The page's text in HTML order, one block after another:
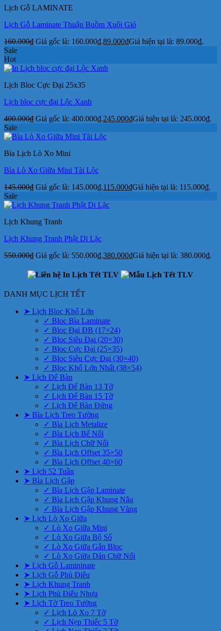
Lịch Gỗ LAMINATE
Lịch Gỗ Laminate Thuận Buồm Xuôi Gió
160.000₫ Giá gốc là: 160.000₫.89.000₫Giá hiện tại là: 89.000₫.
Sale
Hot
Lịch Bloc Cực Đại 25x35
Lịch bloc cực đại Lộc Xanh
400.000₫ Giá gốc là: 400.000₫.245.000₫Giá hiện tại là: 245.000₫.
Sale
Bìa Lịch Lò Xo Mini
Bìa Lò Xo Giữa Mini Tài Lộc
145.000₫ Giá gốc là: 145.000₫.115.000₫Giá hiện tại là: 115.000₫.
Sale
Lịch Khung Tranh
Lịch Khung Tranh Phật Di Lặc
550.000₫ Giá gốc là: 550.000₫.380.000₫Giá hiện tại là: 380.000₫.
DANH MỤC LỊCH TẾT
➤ Lịch Bloc Khổ Lớn
✓ Bloc Bìa Laminate
✓ Bloc Đại ĐB (17×24)
✓ Bloc Siêu Đại (20×30)
✓ Bloc Cực Đại (25×35)
✓ Bloc Siêu Cực Đại (30×40)
✓ Bloc Khổ Lớn Nhất (38×54)
➤ Lịch Để Bàn
✓ Lịch Để Bàn 13 Tờ
✓ Lịch Để Bàn 15 Tờ
✓ Lịch Để Bàn Đứng
➤ Bìa Lịch Treo Tường
✓ Bìa Lịch Metalize
✓ Bìa Lịch Bế Nổi
✓ Bìa Lịch Chữ Nổi
✓ Bìa Lịch Offset 35×50
✓ Bìa Lịch Offset 40×60
➤ Lịch 52 Tuần
➤ Bìa Lịch Gập
✓ Bìa Lịch Gập Laminate
✓ Bìa Lịch Gập Khung Nâu
✓ Bìa Lịch Gập Khung Vàng
➤ Lịch Lò Xo Giữa
✓ Lò Xo Giữa Mini
✓ Lò Xo Giữa Bộ Số
✓ Lò Xo Giữa Gắn Bloc
✓ Lò Xo Giữa Dán Chữ Nổi
➤ Lịch Gỗ Lamininate
➤ Lịch Gỗ Phù Điêu
➤ Lịch Khung Tranh
➤ Lịch Phù Điêu Nhựa
➤ Lịch Tờ Treo Tường
✓ Lịch Lò Xo 7 Tờ
✓ Lịch Nẹp Thiếc 5 Tờ